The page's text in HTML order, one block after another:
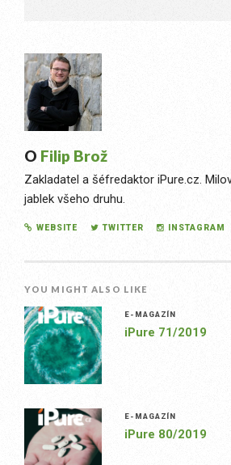
O Filip Brož
Zakladatel a šéfredaktor iPure.cz.
jablek všeho druhu.
WEBSITE TWITTER INSTAGRAM
YOU MIGHT ALSO LIKE
E-MAGAZÍN
iPure 71/2019
E-MAGAZÍN
iPure 80/2019